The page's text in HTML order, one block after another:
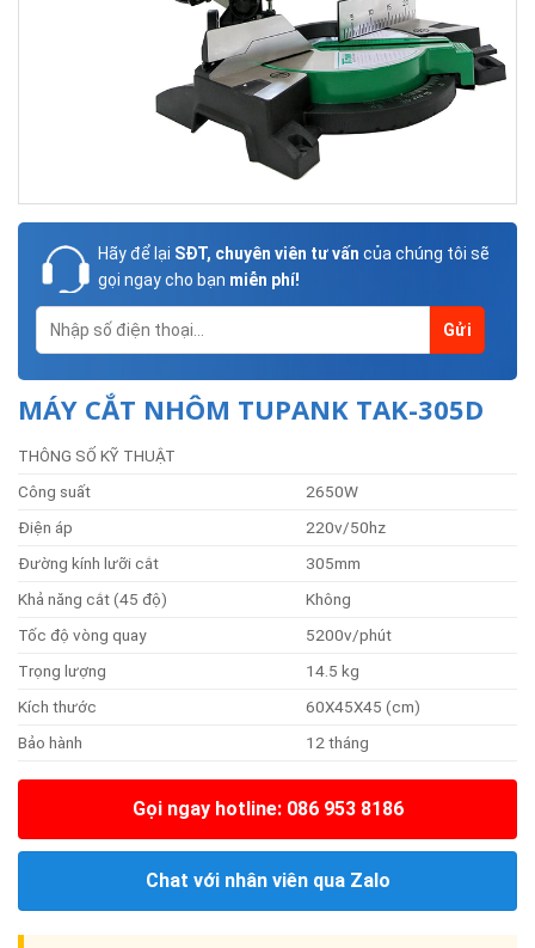
Hãy để lại SĐT, chuyên viên tư vấn của chúng tôi sẽ
gọi ngay cho bạn miễn phí!
MÁY CẮT NHÔM TUPANK TAK-305D
THÔNG SỐ KỸ THUẬT
Công suất
2650W
Điện áp
220v/50hz
Đường kính lưỡi cắt
305mm
Khả năng cắt (45 độ)
Không
Tốc độ vòng quay
5200v/phút
Trọng lượng
14.5 kg
Kích thước
60X45X45 (cm)
Bảo hành
12 tháng
Gọi ngay hotline: 086 953 8186
Chat với nhân viên qua Zalo